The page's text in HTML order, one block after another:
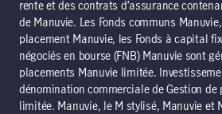
rente et des contrats d’assurance
de Manuvie. Les Fonds communs
placement Manuvie, les Fonds à capital
négociés en bourse (FNB) Manuvie sont
placements Manuvie limitée.
dénomination commerciale de Gestion de
limitée. Manuvie, le M stylisé, Manuvie et